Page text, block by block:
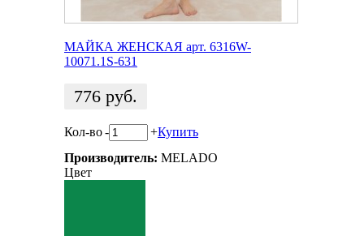
МАЙКА ЖЕНСКАЯ арт. 6316W-
10071.1S-631
776 руб.
Кол-во- +Купить
Производитель: MELADO
Цвет